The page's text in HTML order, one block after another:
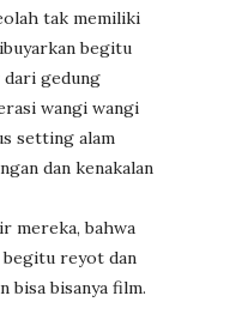
tak memiliki
begitu
dari gedung
wangi wangi
setting alam
dan kenakalan
mereka, bahwa
begitu reyot dan
bisa bisanya film.